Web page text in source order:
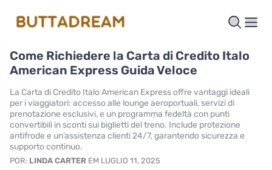
Come Richiedere la Carta di Credito Italo
American Express Guida Veloce
La Carta di Credito Italo American Express offre vantaggi ideali
per i viaggiatori: accesso alle lounge aeroportuali, servizi di
prenotazione esclusivi, e un programma fedeltà con punti
convertibili in sconti sui biglietti del treno. Include protezione
antifrode e un’assistenza clienti 24/7, garantendo sicurezza e
supporto continuo.
POR: LINDA CARTER EM LUGLIO 11, 2025